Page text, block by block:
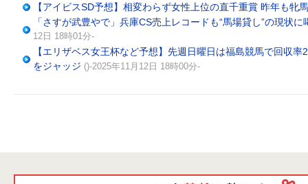
【アイビスSD予想】相変わらず女性上位の直千重賞 昨年も牝
「さすが武豊やで」兵庫CS売上レコードも“馬場貸し”の現状
12日 18時01分-
【エリザベス女王杯など予想】先週日曜日は福島競馬で回収
をジャッジ ()-2025年11月12日 18時00分-